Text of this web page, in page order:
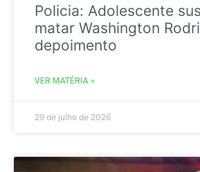
Policia: Adolescente
matar Washington
depoimento
VER MATÉRIA »
29 de julho de 2026